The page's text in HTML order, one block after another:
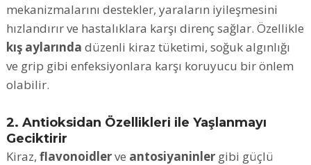
mekanizmalarını destekler, yaraların iyileşmesini
hızlandırır ve hastalıklara karşı direnç sağlar. Özellikle
kış aylarında düzenli kiraz tüketimi, soğuk algınlığı
ve grip gibi enfeksiyonlara karşı koruyucu bir önlem
olabilir.
2. Antioksidan Özellikleri ile Yaşlanmayı
Geciktirir
Kiraz,flavonoidlerve antosiyaninler gibi güçlü